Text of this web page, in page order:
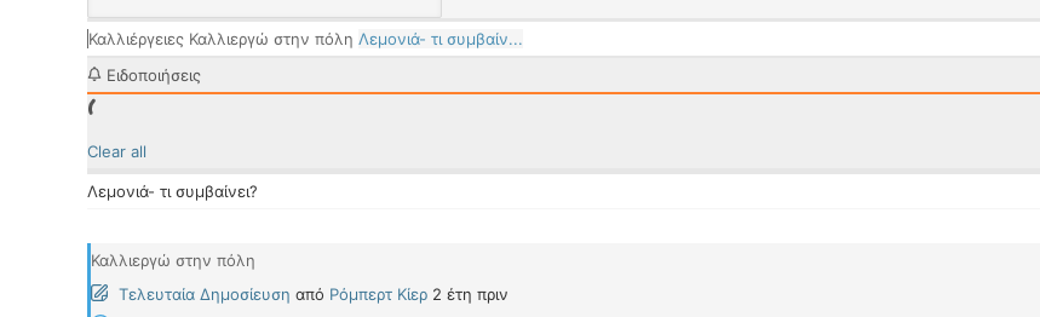
Καλλιέργειες Καλλιεργώ στην πόλη Λεμονιά- τι συμβαίν...
Ειδοποιήσεις
Clear all
Λεμονιά- τι συμβαίνει?
Καλλιεργώ στην πόλη
Τελευταία Δημοσίευση από Ρόμπερτ Κίερ 2 έτη πριν